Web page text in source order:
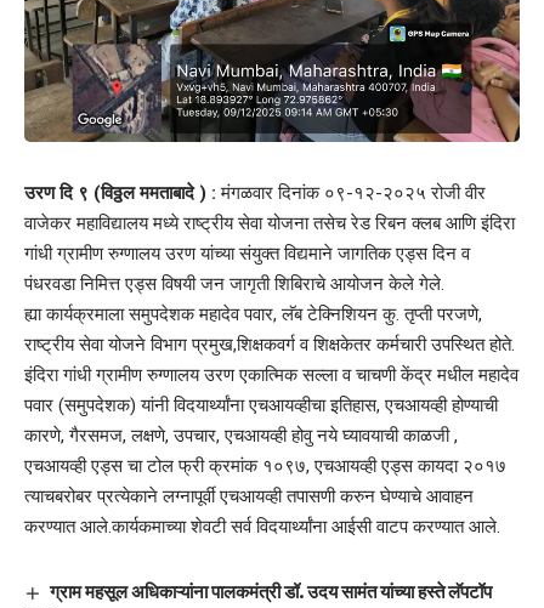
उरण दि ९ (विठ्ठल ममताबादे ) : मंगळवार दिनांक ०९-१२-२०२५ रोजी वीर
वाजेकर महाविद्यालय मध्ये राष्ट्रीय सेवा योजना तसेच रेड रिबन क्लब आणि इंदिरा
गांधी ग्रामीण रुग्णालय उरण यांच्या संयुक्त विद्यमाने जागतिक एड्स दिन व
पंधरवडा निमित्त एड्स विषयी जन जागृती शिबिराचे आयोजन केले गेले.
ह्या कार्यक्रमाला समुपदेशक महादेव पवार, लॅब टेक्निशियन कु. तृप्ती परजणे,
राष्ट्रीय सेवा योजने विभाग प्रमुख,शिक्षकवर्ग व शिक्षकेतर कर्मचारी उपस्थित होते.
इंदिरा गांधी ग्रामीण रुग्णालय उरण एकात्मिक सल्ला व चाचणी केंद्र मधील महादेव
पवार (समुपदेशक) यांनी विदयार्थ्यांना एचआयव्हीचा इतिहास, एचआयव्ही होण्याची
कारणे, गैरसमज, लक्षणे, उपचार, एचआयव्ही होवु नये घ्यावयाची काळजी ,
एचआयव्ही एड्स चा टोल फ्री क्रमांक १०९७, एचआयव्ही एड्स कायदा २०१७
त्याचबरोबर प्रत्येकाने लग्नापूर्वी एचआयव्ही तपासणी करुन घेण्याचे आवाहन
करण्यात आले.कार्यकमाच्या शेवटी सर्व विदयार्थ्यांना आईसी वाटप करण्यात आले.
ग्राम महसूल अधिकाऱ्यांना पालकमंत्री डॉ. उदय सामंत यांच्या हस्ते लॅपटॉप